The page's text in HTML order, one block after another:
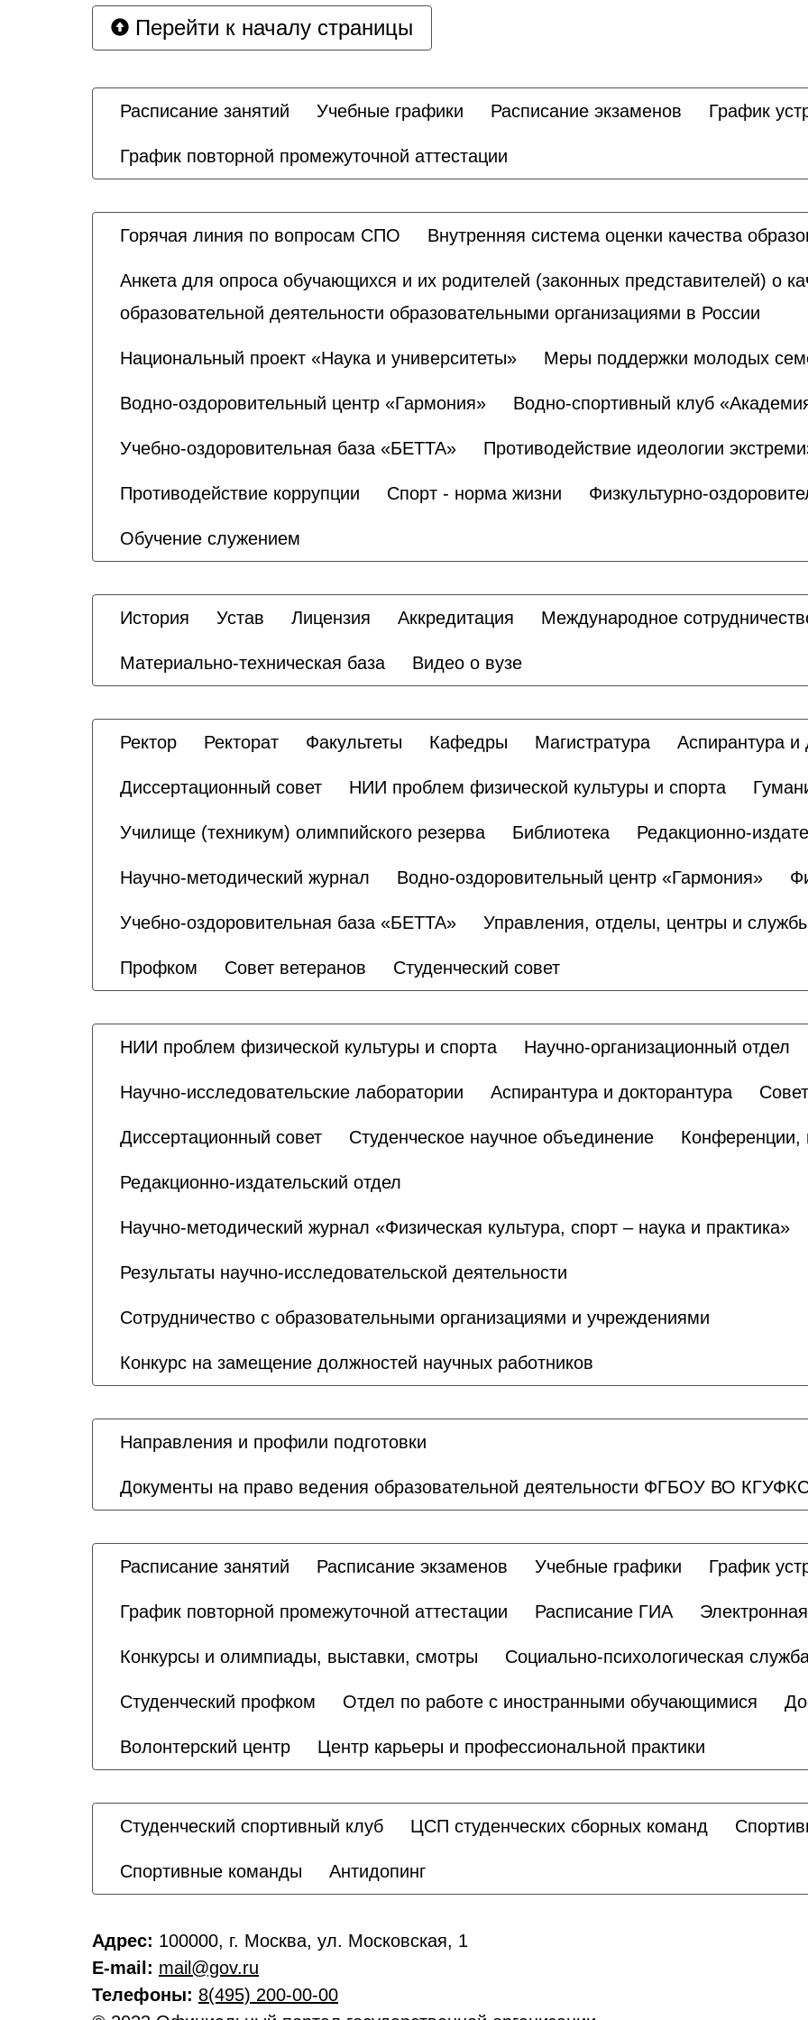
Перейти к началу страницы
Расписание занятий Учебные графики Расписание экзаменов График
График повторной промежуточной аттестации
Горячая линия по вопросам СПО Внутренняя система оценки качества
Анкета для опроса обучающихся и их родителей (законных представителей) о
образовательной деятельности образовательными организациями в России
Национальный проект «Наука и университеты» Меры поддержки молодых
Водно-оздоровительный центр «Гармония» Водно-спортивный клуб
Учебно-оздоровительная база «БЕТТА» Противодействие идеологии
Противодействие коррупции Спорт - норма жизни Физкультурно-
Обучение служением
История Устав Лицензия Аккредитация Международное
Материально-техническая база Видео о вузе
Ректор Ректорат Факультеты Кафедры Магистратура Аспирантура и
Диссертационный совет НИИ проблем физической культуры и спорта
Училище (техникум) олимпийского резерва Библиотека Редакционно-
Научно-методический журнал Водно-оздоровительный центр «Гармония»
Учебно-оздоровительная база «БЕТТА» Управления, отделы, центры и
Профком Совет ветеранов Студенческий совет
НИИ проблем физической культуры и спорта Научно-организационный отдел
Научно-исследовательские лаборатории Аспирантура и докторантура
Диссертационный совет Студенческое научное объединение Конференции,
Редакционно-издательский отдел
Научно-методический журнал «Физическая культура, спорт – наука и практика»
Результаты научно-исследовательской деятельности
Сотрудничество с образовательными организациями и учреждениями
Конкурс на замещение должностей научных работников
Направления и профили подготовки
Документы на право ведения образовательной деятельности ФГБОУ ВО
Расписание занятий Расписание экзаменов Учебные графики График
График повторной промежуточной аттестации Расписание ГИА
Конкурсы и олимпиады, выставки, смотры Социально-психологическая
Студенческий профком Отдел по работе с иностранными обучающимися
Волонтерский центр Центр карьеры и профессиональной практики
Студенческий спортивный клуб ЦСП студенческих сборных команд
Спортивные команды Антидопинг
Адрес: 100000, г. Москва, ул. Московская, 1
E-mail: mail@gov.ru
Телефоны: 8(495) 200-00-00